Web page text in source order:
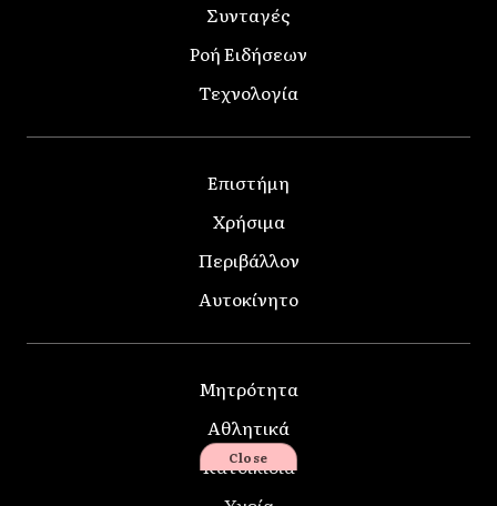
Συνταγές
Ροή Ειδήσεων
Τεχνολογία
Επιστήμη
Χρήσιμα
Περιβάλλον
Αυτοκίνητο
Μητρότητα
Αθλητικά
Κατοικίδια
Close